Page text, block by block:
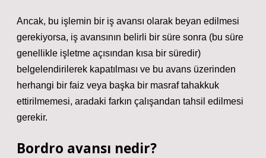
Ancak, bu işlemin bir iş avansı olarak beyan edilmesi
gerekiyorsa, iş avansının belirli bir süre sonra (bu süre
genellikle işletme açısından kısa bir süredir)
belgelendirilerek kapatılması ve bu avans üzerinden
herhangi bir faiz veya başka bir masraf tahakkuk
ettirilmemesi, aradaki farkın çalışandan tahsil edilmesi
gerekir.
Bordro avansı nedir?